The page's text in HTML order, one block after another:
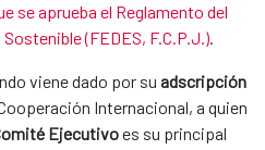
se aprueba el Reglamento del
(FEDES, F.C.P.J.).
viene dado por su adscripción
Internacional, a quien
Ejecutivoes su principal